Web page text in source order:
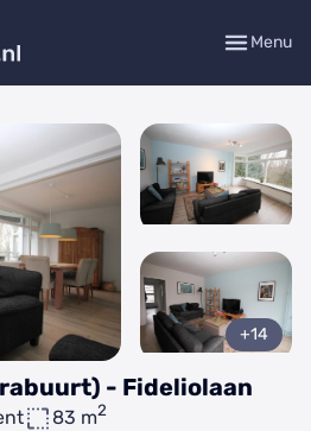
Menu
- Fideliolaan
83 m2
+14